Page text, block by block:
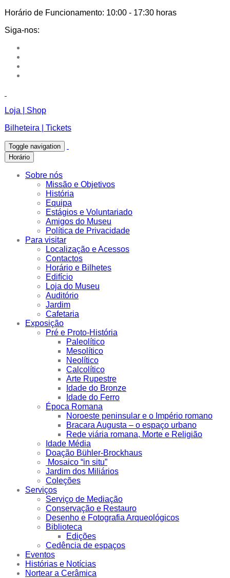
Horário de Funcionamento: 10:00 - 17:30 horas
Siga-nos:
Loja | Shop
Bilheteira | Tickets
Toggle navigation
Horário
Sobre nós
Missão e Objetivos
História
Equipa
Estágios e Voluntariado
Amigos do Museu
Política de Privacidade
Para visitar
Localização e Acessos
Contactos
Horário e Bilhetes
Edifício
Loja do Museu
Auditório
Jardim
Cafetaria
Exposição
Pré e Proto-História
Paleolítico
Mesolítico
Neolítico
Calcolítico
Arte Rupestre
Idade do Bronze
Idade do Ferro
Época Romana
Noroeste peninsular e o Império romano
Bracara Augusta – o espaço urbano
Rede viária romana, Morte e Religião
Idade Média
Doação Bühler-Brockhaus
Mosaico “in situ”
Jardim dos Miliários
Coleções
Serviços
Serviço de Mediação
Conservação e Restauro
Desenho e Fotografia Arqueológicos
Biblioteca
Edições
Cedência de espaços
Eventos
Histórias e Notícias
Nortear a Cerâmica